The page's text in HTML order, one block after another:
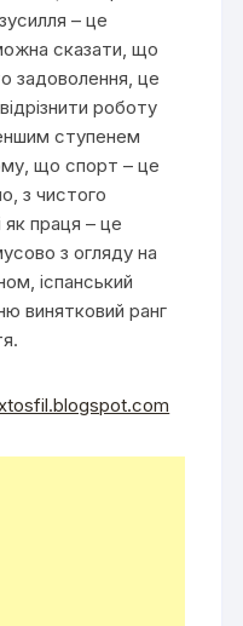
– це
сказати, що
задоволення, це
роботу
ступенем
що спорт – це
з чистого
як праця – це
з огляду на
іспанський
винятковий ранг